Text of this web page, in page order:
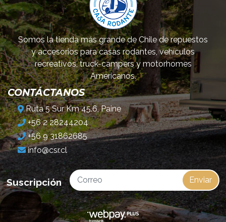
Somos la tienda más grande de Chile de repuestos
y accesorios para casas rodantes, vehículos
recreativos, truck-campers y motorhomes
Americanos.
CONTÁCTANOS
Ruta 5 Sur Km 45.6, Paine
+56 2 28244204
+56 9 31862685
info@csr.cl
Suscripción Enviar